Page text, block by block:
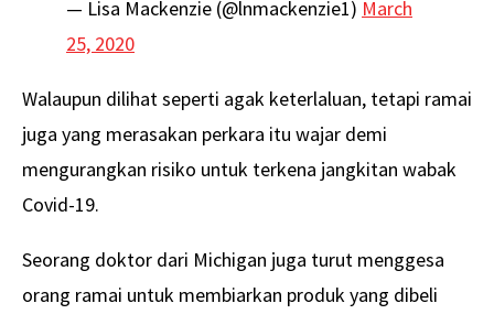
— Lisa Mackenzie (@lnmackenzie1) March
25, 2020
Walaupun dilihat seperti agak keterlaluan, tetapi ramai
juga yang merasakan perkara itu wajar demi
mengurangkan risiko untuk terkena jangkitan wabak
Covid-19.
Seorang doktor dari Michigan juga turut menggesa
orang ramai untuk membiarkan produk yang dibeli